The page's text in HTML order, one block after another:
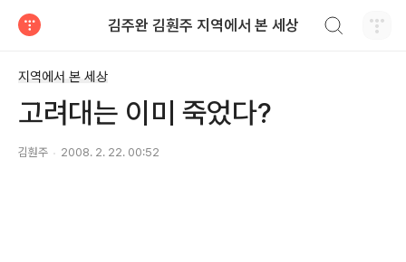
김주완 김훤주 지역에서 본 세상
지역에서 본 세상
고려대는 이미 죽었다?
김훤주 2008. 2. 22. 00:52